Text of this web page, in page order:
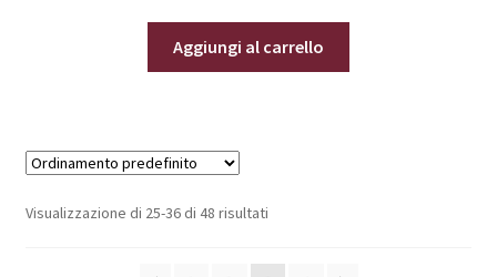
Aggiungi al carrello
Visualizzazione di 25-36 di 48 risultati